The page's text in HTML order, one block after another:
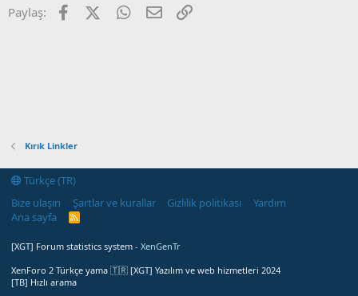
Paylaş: FacebookX (Twitter)WhatsApp
E-posta
Kırık Linkler
Türkçe (TR)
Bize ulaşın
Şartlar ve kurallar Gizlilik politikası
Yardım
Ana sayfa
R
[XGT] Forum statistics system - XenGenTr
XenForo 2 Türkçe yama 🇹🇷 [XGT] Yazılım ve web hizmetleri 2024
[TB] Hızlı arama